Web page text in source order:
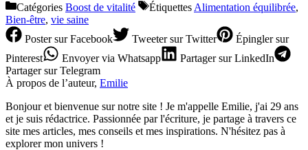
Catégories Boost de vitalité Étiquettes Alimentation équilibrée,
Bien-être, vie saine
Postersur Facebook Tweetersur Twitter Épinglersur
Pinterest
Envoyervia Whatsapp Partagersur LinkedIn
Partagersur Telegram
À propos de l’auteur, Emilie
Bonjour et bienvenue sur notre site ! Je m'appelle Emilie, j'ai 29 ans
et je suis rédactrice. Passionnée par l'écriture, je partage à travers ce
site mes articles, mes conseils et mes inspirations. N'hésitez pas à
explorer mon univers !